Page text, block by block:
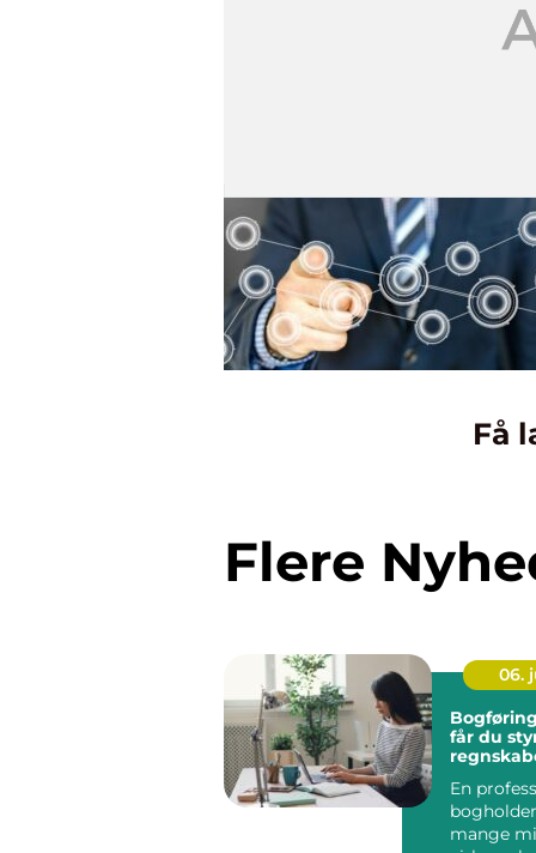
Få
Flere
06.
Bogføring fyn
får du
En
mange